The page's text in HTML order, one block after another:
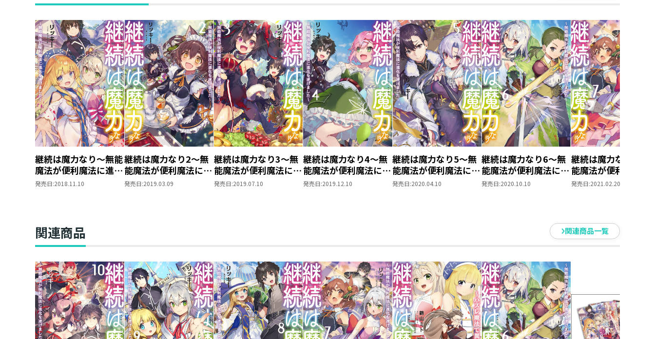
継続は魔力なり～無能
魔法が便利魔法に進化
を遂げました～
発売日:2018.11.10
継続は魔力なり2～無
能魔法が便利魔法に進
化を遂げました～
発売日:2019.03.09
継続は魔力なり3～無
能魔法が便利魔法に進
化を遂げました～
発売日:2019.07.10
継続は魔力なり4～無
能魔法が便利魔法に進
化を遂げました～
発売日:2019.12.10
継続は魔力なり5～無
能魔法が便利魔法に進
化を遂げました～
発売日:2020.04.10
継続は魔力なり6～無
能魔法が便利魔法に進
化を遂げました～
発売日:2020.10.10
継続は魔力なり7～無
能魔法が便利魔法に
化を遂げました～
発売日:2021.02.20
関連商品 関連商品一覧